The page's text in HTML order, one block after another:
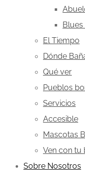
Blues
El Tiempo
Dónde
Qué ver
Pueblos
Servicios
Accesible
Mascotas
Ven con tu
Sobre Nosotros